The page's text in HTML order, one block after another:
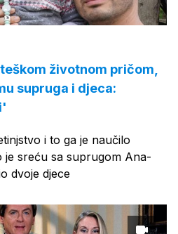
životnom pričom,
supruga i djeca:
i to ga je naučilo
sreću sa suprugom Ana-
dvoje djece